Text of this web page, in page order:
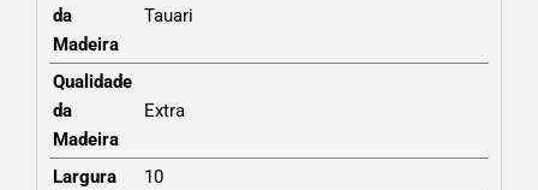
da
Madeira
Tauari
Qualidade
da
Madeira
Extra
Largura
10